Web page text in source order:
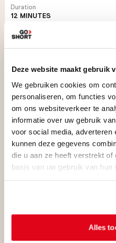
Deze website maakt gebruik
We gebruiken cookies om
personaliseren, om functies
om ons websiteverkeer te
informatie over uw gebruik
voor social media, adverteren
kunnen deze gegevens
die u aan ze heeft verstrekt of
basis van uw gebruik van hun
Alles
Duration
12 MINUTES
About this film
resonate within us today, maybe it's